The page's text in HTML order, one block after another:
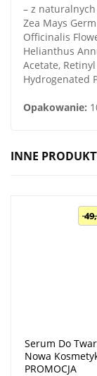
– z
Zea Mays
Officinalis
Helianthus
Acetate,
Hydrogenated
Opakowanie:
INNE
Serum Do
Nowa
PROMOCJA